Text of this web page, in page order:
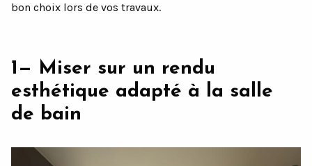
bon choix lors de vos travaux.
1— Miser sur un rendu
esthétique adapté à la salle
de bain